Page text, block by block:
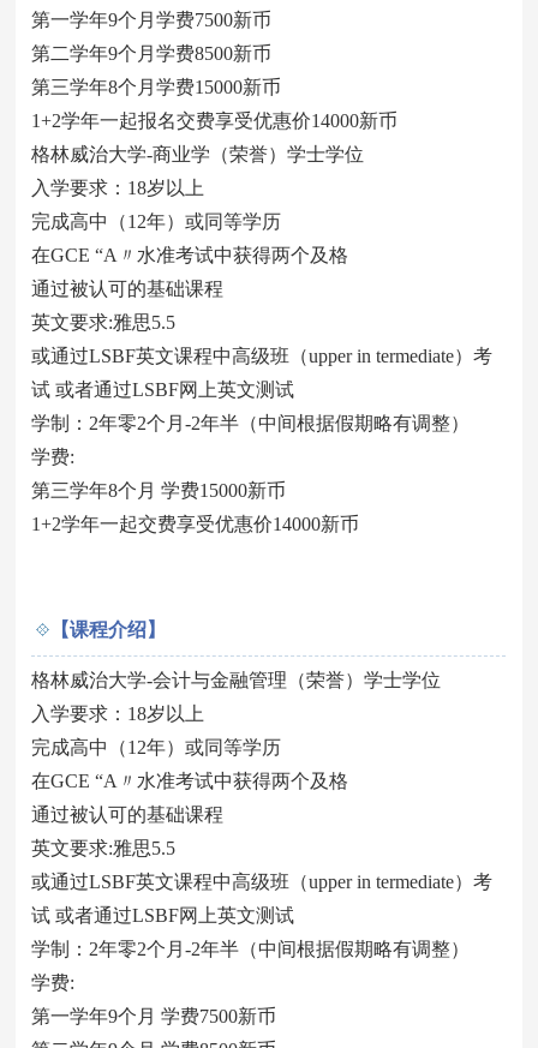
第一学年9个月学费7500新币
第二学年9个月学费8500新币
第三学年8个月学费15000新币
1+2学年一起报名交费享受优惠价14000新币
格林威治大学-商业学（荣誉）学士学位
入学要求：18岁以上
完成高中（12年）或同等学历
在GCE “A〃水准考试中获得两个及格
通过被认可的基础课程
英文要求:雅思5.5
或通过LSBF英文课程中高级班（upper in termediate）考
试 或者通过LSBF网上英文测试
学制：2年零2个月-2年半（中间根据假期略有调整）
学费:
第三学年8个月 学费15000新币
1+2学年一起交费享受优惠价14000新币
【课程介绍】
格林威治大学-会计与金融管理（荣誉）学士学位
入学要求：18岁以上
完成高中（12年）或同等学历
在GCE “A〃水准考试中获得两个及格
通过被认可的基础课程
英文要求:雅思5.5
或通过LSBF英文课程中高级班（upper in termediate）考
试 或者通过LSBF网上英文测试
学制：2年零2个月-2年半（中间根据假期略有调整）
学费:
第一学年9个月 学费7500新币